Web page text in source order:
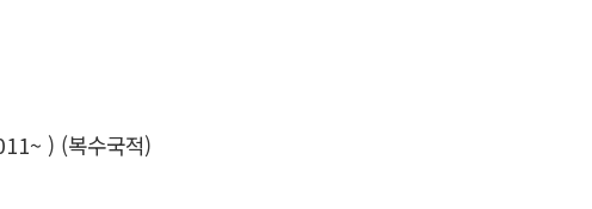
) (복수국적)